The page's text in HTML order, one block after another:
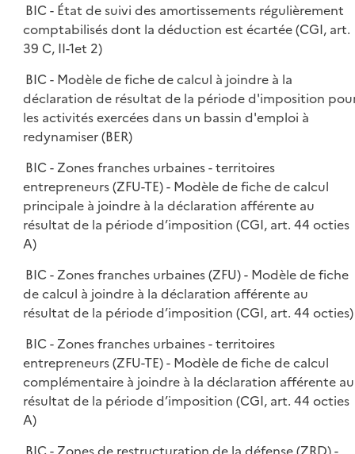
BIC - État de suivi des amortissements régulièrement
comptabilisés dont la déduction est écartée (CGI, art.
39 C, II-1et 2)
BIC - Modèle de fiche de calcul à joindre à la
déclaration de résultat de la période d'imposition
les activités exercées dans un bassin d'emploi à
redynamiser (BER)
BIC - Zones franches urbaines - territoires
entrepreneurs (ZFU-TE) - Modèle de fiche de calcul
principale à joindre à la déclaration afférente au
résultat de la période d’imposition (CGI, art. 44 octies
A)
BIC - Zones franches urbaines (ZFU) - Modèle de fiche
de calcul à joindre à la déclaration afférente au
résultat de la période d’imposition (CGI, art. 44 octies)
BIC - Zones franches urbaines - territoires
entrepreneurs (ZFU-TE) - Modèle de fiche de calcul
complémentaire à joindre à la déclaration afférente au
résultat de la période d’imposition (CGI, art. 44 octies
A)